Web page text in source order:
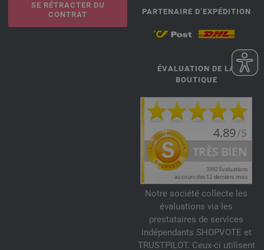
SE RÉTRACTER DU
CONTRAT
PARTENAIRE D’EXPÉDITION
ÉVALUATION DE LA
BOUTIQUE
Notre société collecte les
évaluations via les
prestataires de services
indépendants SHOPVOTE et
TRUSTPILOT. Ceux-ci utilisent